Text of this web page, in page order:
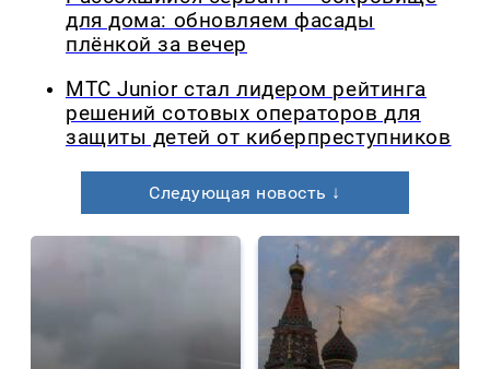
для дома: обновляем фасады
плёнкой за вечер
МТС Junior стал лидером рейтинга
решений сотовых операторов для
защиты детей от киберпреступников
Следующая новость ↓